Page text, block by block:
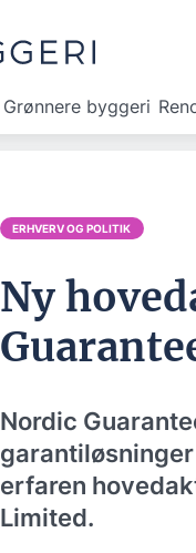
Grønnere byggeri
ERHVERV OG POLITIK
Ny
Nordic
erfaren
Limited.